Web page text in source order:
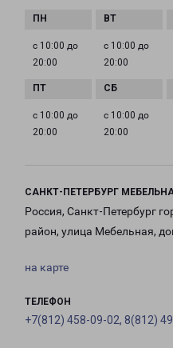
с 10:00 до
20:00
с 10:00 до
20:00
с 10:00 до
20:00
с 10:00 до
20:00
САНКТ-ПЕТЕРБУРГ
Россия, Санкт-Петербург
район, улица Мебельная,
на карте
ТЕЛЕФОН
+7(812) 458-09-02, 8(812)